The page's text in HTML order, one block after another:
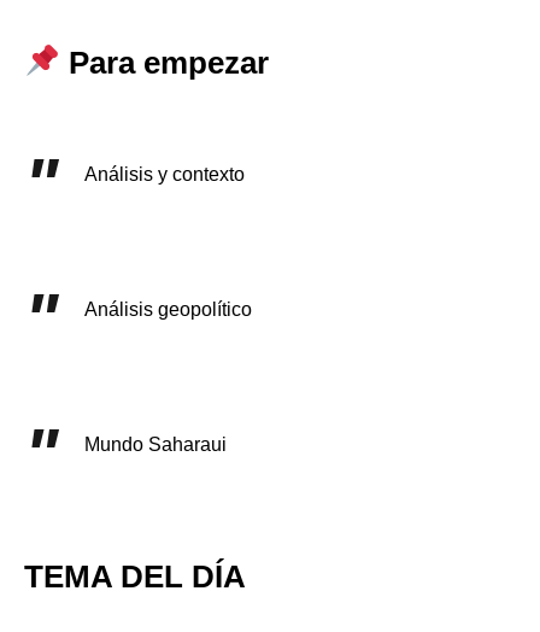
Para empezar
Análisis y contexto
Análisis geopolítico
Mundo Saharaui
TEMA DEL DÍA